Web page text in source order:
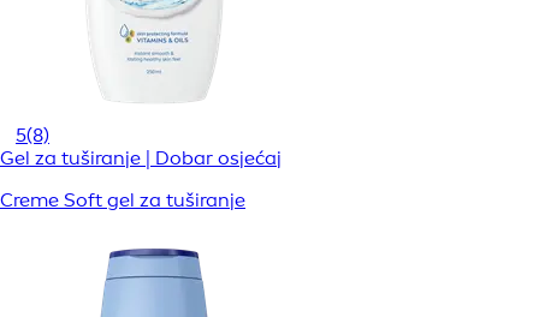
5(8)
Gel za tuširanje | Dobar osjećaj
Creme Soft gel za tuširanje